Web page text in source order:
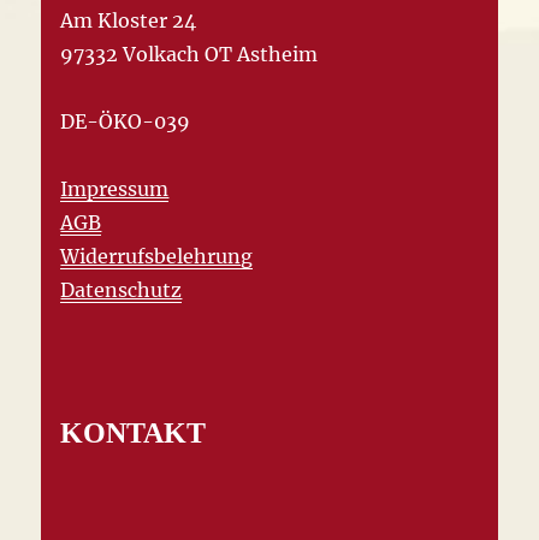
Am Kloster 24
97332 Volkach OT Astheim
DE-ÖKO-039
Impressum
AGB
Widerrufsbelehrung
Datenschutz
KONTAKT